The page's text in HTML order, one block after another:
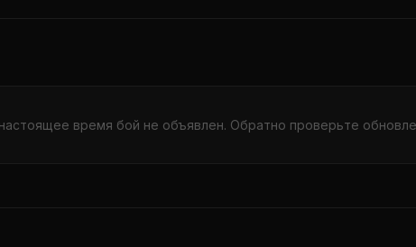
время бой не объявлен. Обратно проверьте